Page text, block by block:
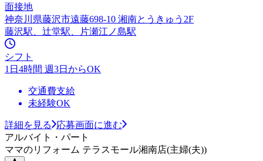
面接地
神奈川県藤沢市遠藤698-10 湘南とうきゅう2F
藤沢駅、辻堂駅、片瀬江ノ島駅
シフト
1日4時間 週3日からOK
交通費支給
未経験OK
詳細を見る
応募画面に進む
アルバイト・パート
ママのリフォーム テラスモール湘南店(主婦(夫))